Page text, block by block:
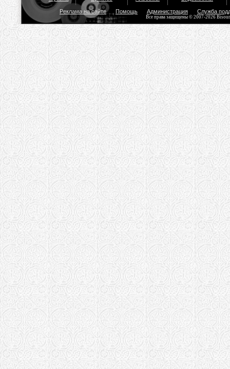
Реклама на сайте Помощь Администрация Служба
Все права защищены © 2007-2026